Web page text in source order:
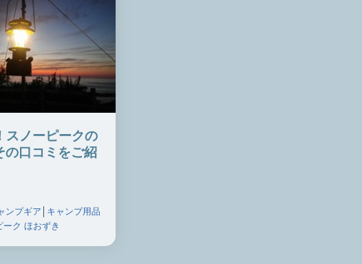
スノーピークの
の口コミをご紹
ンプギア │ キャンプ用品
ーク ほおずき